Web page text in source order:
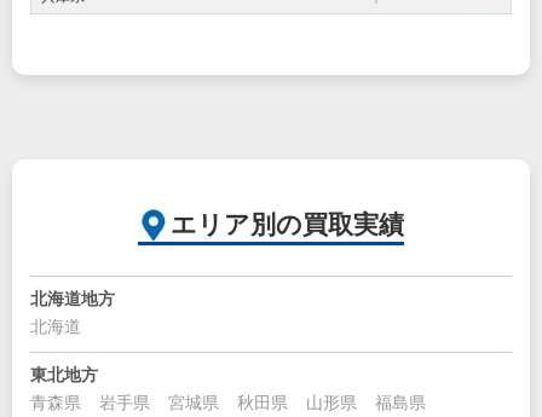
エリア別の買取実績
北海道地方
北海道
東北地方
青森県
岩手県 宮城県 秋田県 山形県 福島県